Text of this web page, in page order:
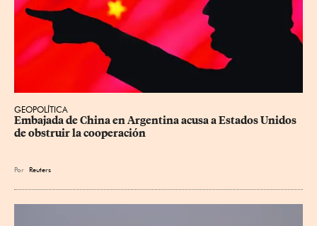
GEOPOLÍTICA
Embajada de China en Argentina acusa a Estados Unidos
de obstruir la cooperación
Por Reuters